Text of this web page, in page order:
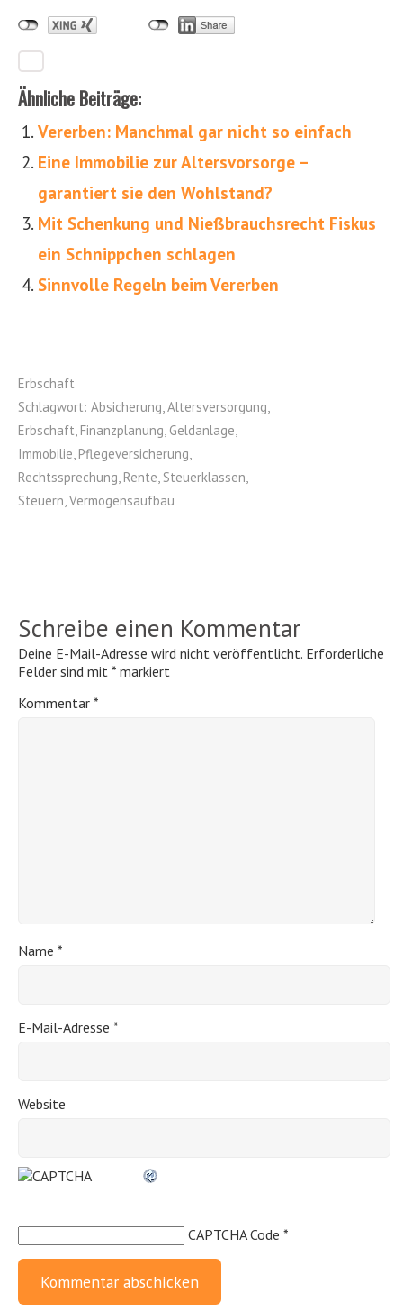
Ähnliche Beiträge:
Vererben: Manchmal gar nicht so einfach
Eine Immobilie zur Altersvorsorge –
garantiert sie den Wohlstand?
Mit Schenkung und Nießbrauchsrecht Fiskus
ein Schnippchen schlagen
Sinnvolle Regeln beim Vererben
Erbschaft
Schlagwort: Absicherung,Altersversorgung,
Erbschaft, Finanzplanung, Geldanlage,
Immobilie, Pflegeversicherung,
Rechtssprechung, Rente, Steuerklassen,
Steuern,Vermögensaufbau
Schreibe einen Kommentar
Deine E-Mail-Adresse wird nicht veröffentlicht. Erforderliche
Felder sind mit * markiert
Kommentar *
Name *
E-Mail-Adresse *
Website
CAPTCHA Code *